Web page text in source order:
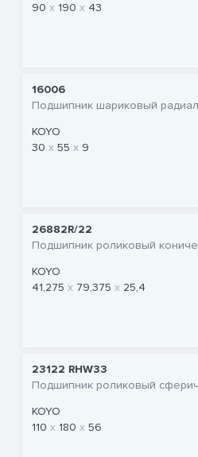
90
190 43
16006
Подшипник шариковый
KOYO
30
55 9
26882R/22
Подшипник роликовый
KOYO
41,275
79,375 25,4
23122 RHW33
Подшипник роликовый
KOYO
110
180 56